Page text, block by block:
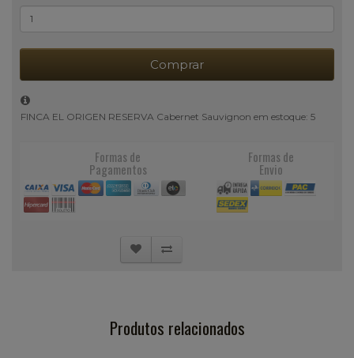
Comprar
FINCA EL ORIGEN RESERVA Cabernet Sauvignon em estoque: 5
Formas de
Pagamentos
Formas de
Envio
Produtos relacionados